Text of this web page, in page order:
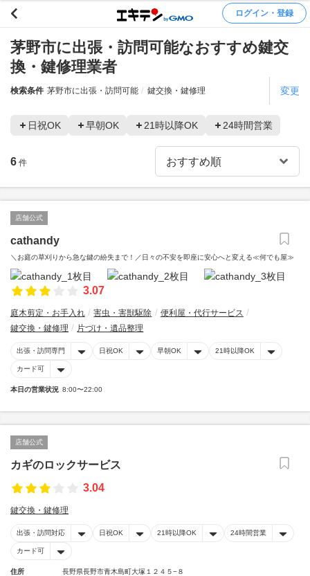
ログイン・登録
茅野市に出張・訪問可能なおすすめ鍵交
換・鍵修理業者
検索条件 茅野市に出張・訪問可能 鍵交換・鍵修理 変更
日祝OK 早朝OK 21時以降OK 24時間営業
6 件
店舗公式
cathandy
＼お庭の草刈りから急な鍵の紛失まで！／日々の不安を即座に安心へと変える≪何でも屋≫
3.07
庭木剪定・お手入れ 害虫・害獣駆除
便利屋・代行サービス
鍵交換・鍵修理
片づけ・遺品整理
出張・訪問専門 日祝OK 早朝OK 21時以降OK
カード可
本日の営業状況 8:00〜22:00
店舗公式
カギのロックサービス
3.04
鍵交換・鍵修理
出張・訪問対応 日祝OK 21時以降OK 24時間営業
カード可
住所
長野県長野市青木島町大塚１２４５−８